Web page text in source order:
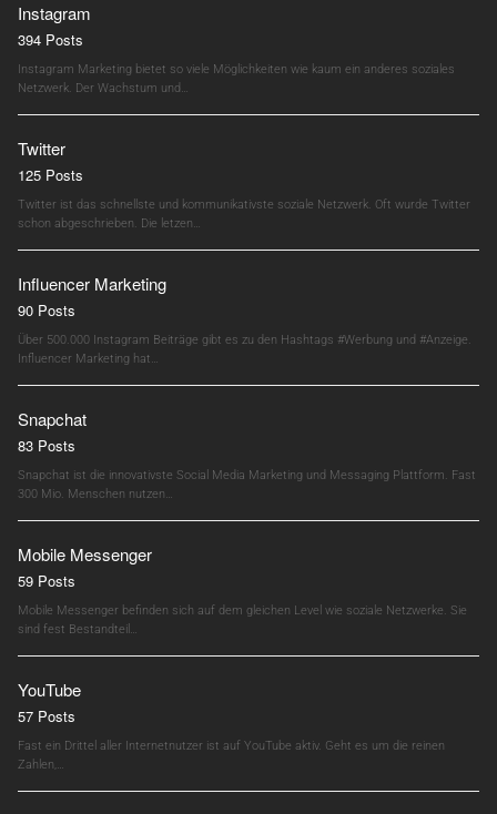
Instagram
394 Posts
Instagram Marketing bietet so viele Möglichkeiten wie kaum ein anderes soziales
Netzwerk. Der Wachstum und…
Twitter
125 Posts
Twitter ist das schnellste und kommunikativste soziale Netzwerk. Oft wurde Twitter
schon abgeschrieben. Die letzen…
Influencer Marketing
90 Posts
Über 500.000 Instagram Beiträge gibt es zu den Hashtags #Werbung und #Anzeige.
Influencer Marketing hat…
Snapchat
83 Posts
Snapchat ist die innovativste Social Media Marketing und Messaging Plattform. Fast
300 Mio. Menschen nutzen…
Mobile Messenger
59 Posts
Mobile Messenger befinden sich auf dem gleichen Level wie soziale Netzwerke. Sie
sind fest Bestandteil…
YouTube
57 Posts
Fast ein Drittel aller Internetnutzer ist auf YouTube aktiv. Geht es um die reinen
Zahlen,…